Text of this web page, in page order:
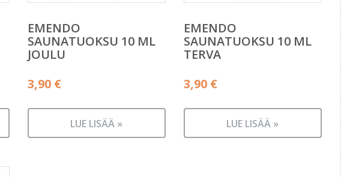
EMENDO
SAUNATUOKSU 10 ML
JOULU
3,90 €
LUE LISÄÄ »
EMENDO
SAUNATUOKSU 10 ML
TERVA
3,90 €
LUE LISÄÄ »